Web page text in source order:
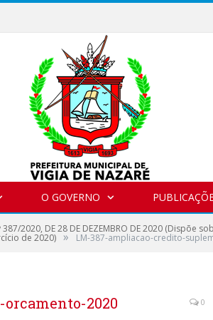
O GOVERNO
387/2020, DE 28 DE DEZEMBRO DE 2020
de 2020) » LM-387-ampliacao-credito-
2020 0